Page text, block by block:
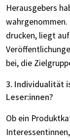
Herausgebers
wahrgenommen.
drucken, liegt
bei, die
3. Individualität
Leser:innen?
Ob ein